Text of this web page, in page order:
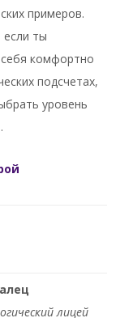
примеров.
если ты
комфортно
подсчетах,
уровень
лицей